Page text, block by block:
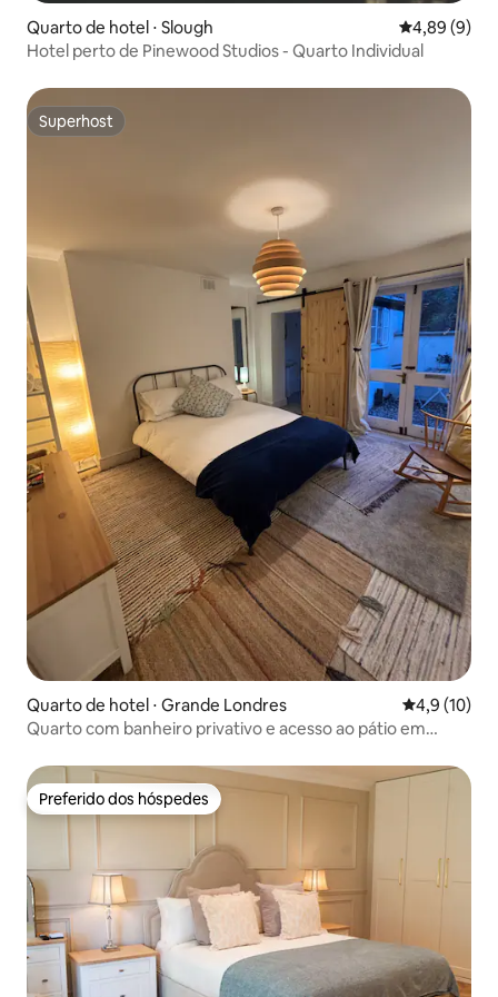
Quarto de hotel ⋅ Slough 4,89 de uma
4,89 (9)
Hotel perto de Pinewood Studios - Quarto Individual
Superhost
Superhost
Quarto de hotel ⋅ Grande Londres 4,9 de uma
4,9 (10)
Quarto com banheiro privativo e acesso ao pátio em
Preferido dos hóspedes
Preferido dos hóspedes